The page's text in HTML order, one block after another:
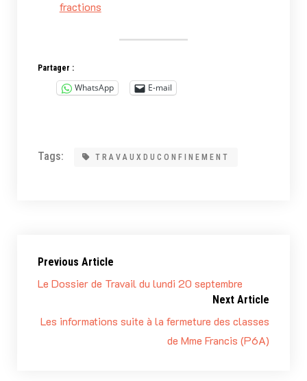
fractions
Partager :
WhatsApp E-mail
Tags: TRAVAUXDUCONFINEMENT
Previous Article
Le Dossier de Travail du lundi 20 septembre
Next Article
Les informations suite à la fermeture des classes
de Mme Francis (P6A)